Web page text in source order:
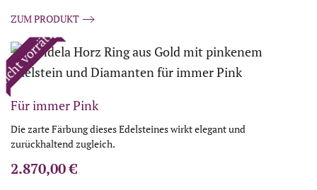
ZUM PRODUKT
vorrätig
Für immer Pink
Die zarte Färbung dieses Edelsteines wirkt elegant und
zurückhaltend zugleich.
2.870,00€